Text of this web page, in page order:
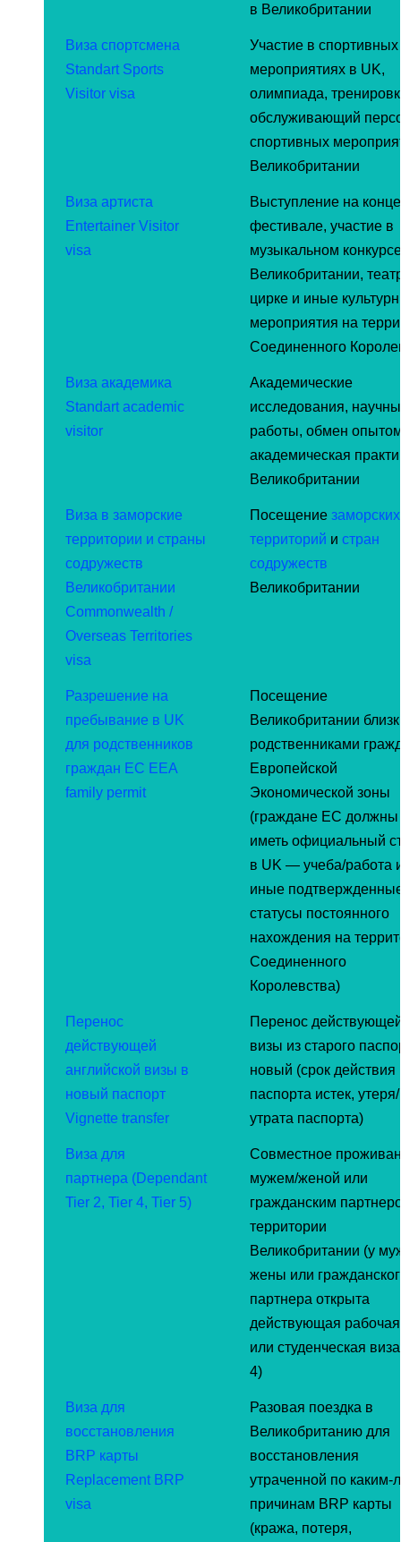
в Великобритании
Виза спортсмена
Standart Sports
Visitor visa
Участие в спортивных
мероприятиях в UK,
олимпиада,
обслуживающий
спортивных
Великобритании
Виза артиста
Entertainer Visitor
visa
Выступление на
фестивале, участие в
музыкальном
Великобритании,
цирке и иные
мероприятия на
Соединенного
Виза академика
Standart academic
visitor
Академические
исследования,
работы, обмен
академическая
Великобритании
Виза в заморские
территории и страны
содружеств
Великобритании
Commonwealth /
Overseas Territories
visa
Посещение заморских
территорий и стран
содружеств
Великобритании
Разрешение на
пребывание в UK
для родственников
граждан ЕС EEA
family permit
Посещение
Великобритании
родственниками
Европейской
Экономической зоны
(граждане ЕС должны
иметь официальный
в UK — учеба/работа
иные
статусы постоянного
нахождения на
Соединенного
Королевства)
Перенос
действующей
английской визы в
новый паспорт
Vignette transfer
Перенос
визы из старого
новый (срок действия
паспорта истек, утеря/
утрата паспорта)
Виза для
партнера (Dependant
Tier 2, Tier 4, Tier 5)
Совместное
мужем/женой или
гражданским
территории
Великобритании (у
жены или
партнера открыта
действующая
или студенческая
4)
Виза для
восстановления
BRP карты
Replacement BRP
visa
Разовая поездка в
Великобританию для
восстановления
утраченной по каким-
причинам BRP карты
(кража, потеря,